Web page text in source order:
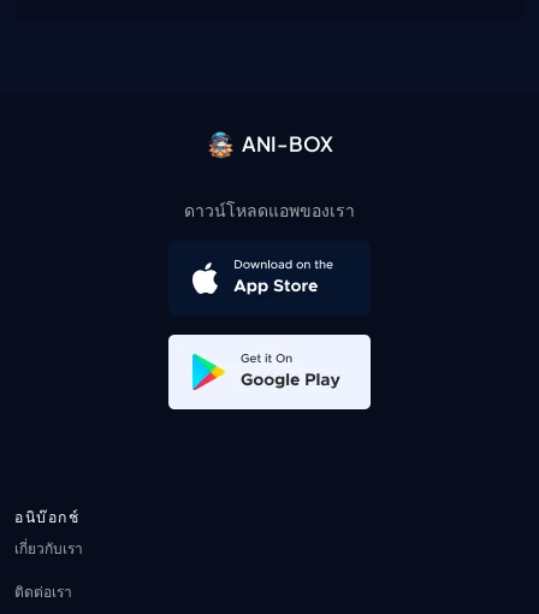
ANI-BOX
ดาวน์โหลดแอพของเรา
อนิบ๊อกช์
เกี่ยวกับเรา
ติดต่อเรา